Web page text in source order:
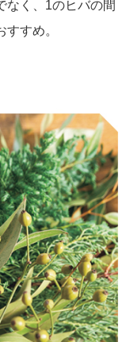
なく、1のヒバの間
すめ。